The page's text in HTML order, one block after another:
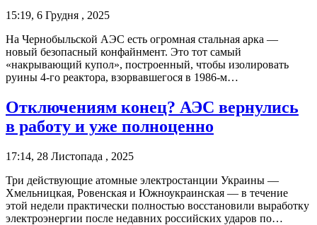
15:19, 6 Грудня , 2025
На Чернобыльской АЭС есть огромная стальная арка —
новый безопасный конфайнмент. Это тот самый
«накрывающий купол», построенный, чтобы изолировать
руины 4-го реактора, взорвавшегося в 1986-м…
Отключениям конец? АЭС вернулись
в работу и уже полноценно
17:14, 28 Листопада , 2025
Три действующие атомные электростанции Украины —
Хмельницкая, Ровенская и Южноукраинская — в течение
этой недели практически полностью восстановили выработку
электроэнергии после недавних российских ударов по…